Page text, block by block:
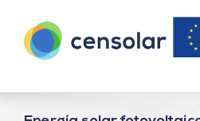
contenido